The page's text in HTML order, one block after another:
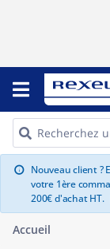
info Nouveau client ?
votre 1ère
200€ d'achat HT.
Accueil